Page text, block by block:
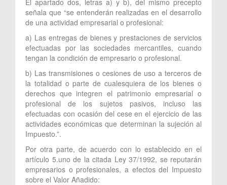
señala que “se entenderán realizadas en el desarrollo
de una actividad empresarial o profesional:
a) Las entregas de bienes y prestaciones de servicios
efectuadas por las sociedades mercantiles, cuando
tengan la condición de empresario o profesional.
b) Las transmisiones o cesiones de uso a terceros de
la totalidad o parte de cualesquiera de los bienes o
derechos que integren el patrimonio empresarial o
profesional de los sujetos pasivos, incluso las
efectuadas con ocasión del cese en el ejercicio de las
actividades económicas que determinan la sujeción al
Impuesto.”.
Por otra parte, de acuerdo con lo establecido en el
artículo 5.uno de la citada Ley 37/1992, se reputarán
empresarios o profesionales, a efectos del Impuesto
sobre el Valor Añadido: